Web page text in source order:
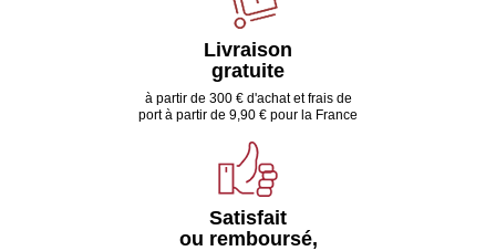
Livraison
gratuite
à partir de 300 € d'achat et frais de
port à partir de 9,90 € pour la France
Satisfait
ou remboursé,